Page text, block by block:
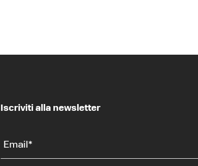
Iscriviti alla newsletter
Email*